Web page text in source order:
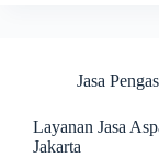
Jasa
Layanan Jasa
Jakarta